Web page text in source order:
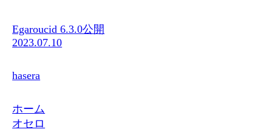
Egaroucid 6.3.0公開
2023.07.10
hasera
ホーム
オセロ